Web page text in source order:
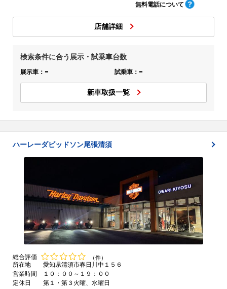
無料電話について
店舗詳細
検索条件に合う展示・試乗車台数
展示車： - 試乗車： -
新車取扱一覧
ハーレーダビッドソン尾張清須
総合評価 （件）
所在地
愛知県清須市春日川中１５６
営業時間
１０：００～１９：００
定休日
第１・第３火曜、水曜日